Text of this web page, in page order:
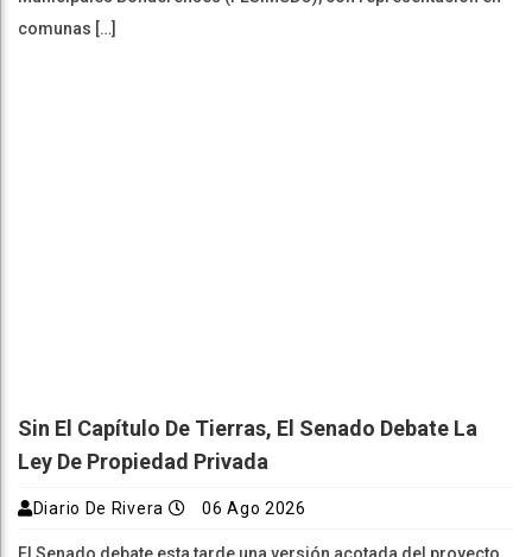
comunas […]
Sin El Capítulo De Tierras, El Senado Debate La
Ley De Propiedad Privada
Diario De Rivera 06 Ago 2026
El Senado debate esta tarde una versión acotada del proyecto